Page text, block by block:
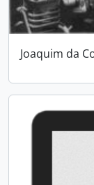
Joaquim da